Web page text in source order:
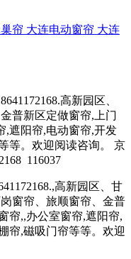
帘 大连电动窗帘 大连
高新园区、
普新区定做窗帘,上门
,遮阳帘,电动窗帘,开发
等。欢迎阅读咨询。 京
116037
高新园区、甘
窗帘、旅顺窗帘、金普
帘,,办公室窗帘,遮阳帘,
帘,磁吸门帘等等。欢迎